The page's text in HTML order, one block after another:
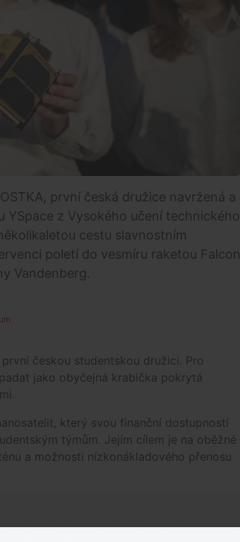
první česká družice navržená a
z Vysokého učení technického
cestu slavnostním
poletí do vesmíru raketou Falcon
Vandenberg.
českou studentskou družici. Pro
jako obyčejná krabička pokrytá
který svou finanční dostupností
týmům. Jejím cílem je na oběžné
a možnosti nízkonákladového přenosu